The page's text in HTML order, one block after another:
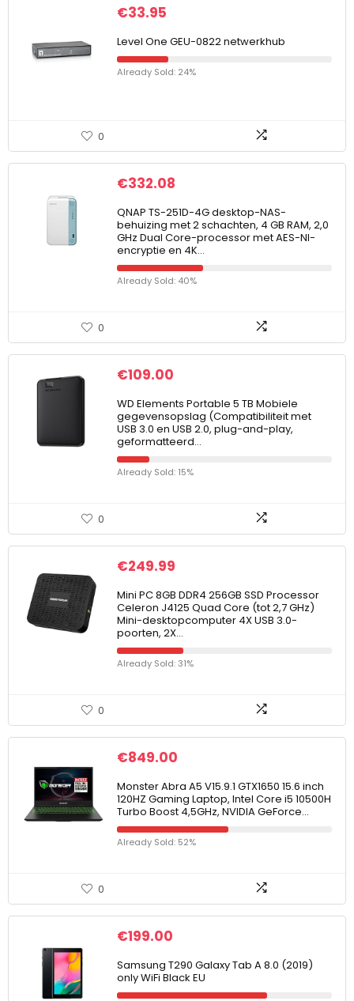
€33.95
Level One GEU-0822 netwerkhub
Already Sold: 24%
0
€332.08
QNAP TS-251D-4G desktop-NAS-
behuizing met 2 schachten, 4 GB RAM, 2,0
GHz Dual Core-processor met AES-NI-
encryptie en 4K…
Already Sold: 40%
0
€109.00
WD Elements Portable 5 TB Mobiele
gegevensopslag (Compatibiliteit met
USB 3.0 en USB 2.0, plug-and-play,
geformatteerd…
Already Sold: 15%
0
€249.99
Mini PC 8GB DDR4 256GB SSD Processor
Celeron J4125 Quad Core (tot 2,7 GHz)
Mini-desktopcomputer 4X USB 3.0-
poorten, 2X…
Already Sold: 31%
0
€849.00
Monster Abra A5 V15.9.1 GTX1650 15.6 inch
120HZ Gaming Laptop, Intel Core i5 10500H
Turbo Boost 4,5GHz, NVIDIA GeForce…
Already Sold: 52%
0
€199.00
Samsung T290 Galaxy Tab A 8.0 (2019)
only WiFi Black EU